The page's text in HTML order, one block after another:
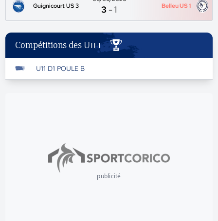
Guignicourt US 3 3 -1 Belleu US 1
Compétitions des U11 1
U11 D1 POULE B